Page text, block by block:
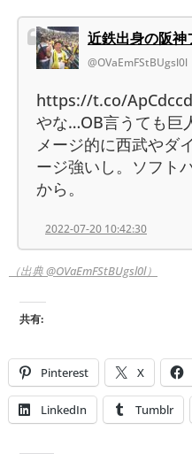
近鉄出身の阪神
@OVaEmFStBUgsl0l
https://t.co/
やな…OB言うても巨
メージ的に西武やダ
ージ強いし。ソフト
から。
2022-07-20 10:42:30
（出典 @OVaEmFStBUgsl0l）
共有:
Pinterest X
LinkedIn Tumblr